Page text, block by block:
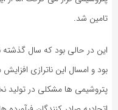
تامین شد.
بود و امسال این ناترازی
پتروشیمی ها مشکلی در